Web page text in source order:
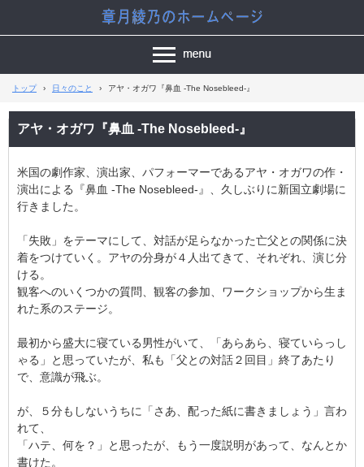
トップ › 日々のこと › アヤ・オガワ『鼻血 -The Nosebleed-』
アヤ・オガワ『鼻血 -The Nosebleed-』
米国の劇作家、演出家、パフォーマーであるアヤ・オガワの作・
演出による『鼻血 -The Nosebleed-』、久しぶりに新国立劇場に
行きました。
「失敗」をテーマにして、対話が足らなかった亡父との関係に決
着をつけていく。アヤの分身が４人出てきて、それぞれ、演じ分
ける。
観客へのいくつかの質問、観客の参加、ワークショップから生ま
れた系のステージ。
最初から盛大に寝ている男性がいて、「あらあら、寝ていらっし
ゃる」と思っていたが、私も「父との対話２回目」終了あたり
で、意識が飛ぶ。
が、５分もしないうちに「さあ、配った紙に書きましょう」言わ
れて、
「ハテ、何を？」と思ったが、もう一度説明があって、なんとか
書けた。